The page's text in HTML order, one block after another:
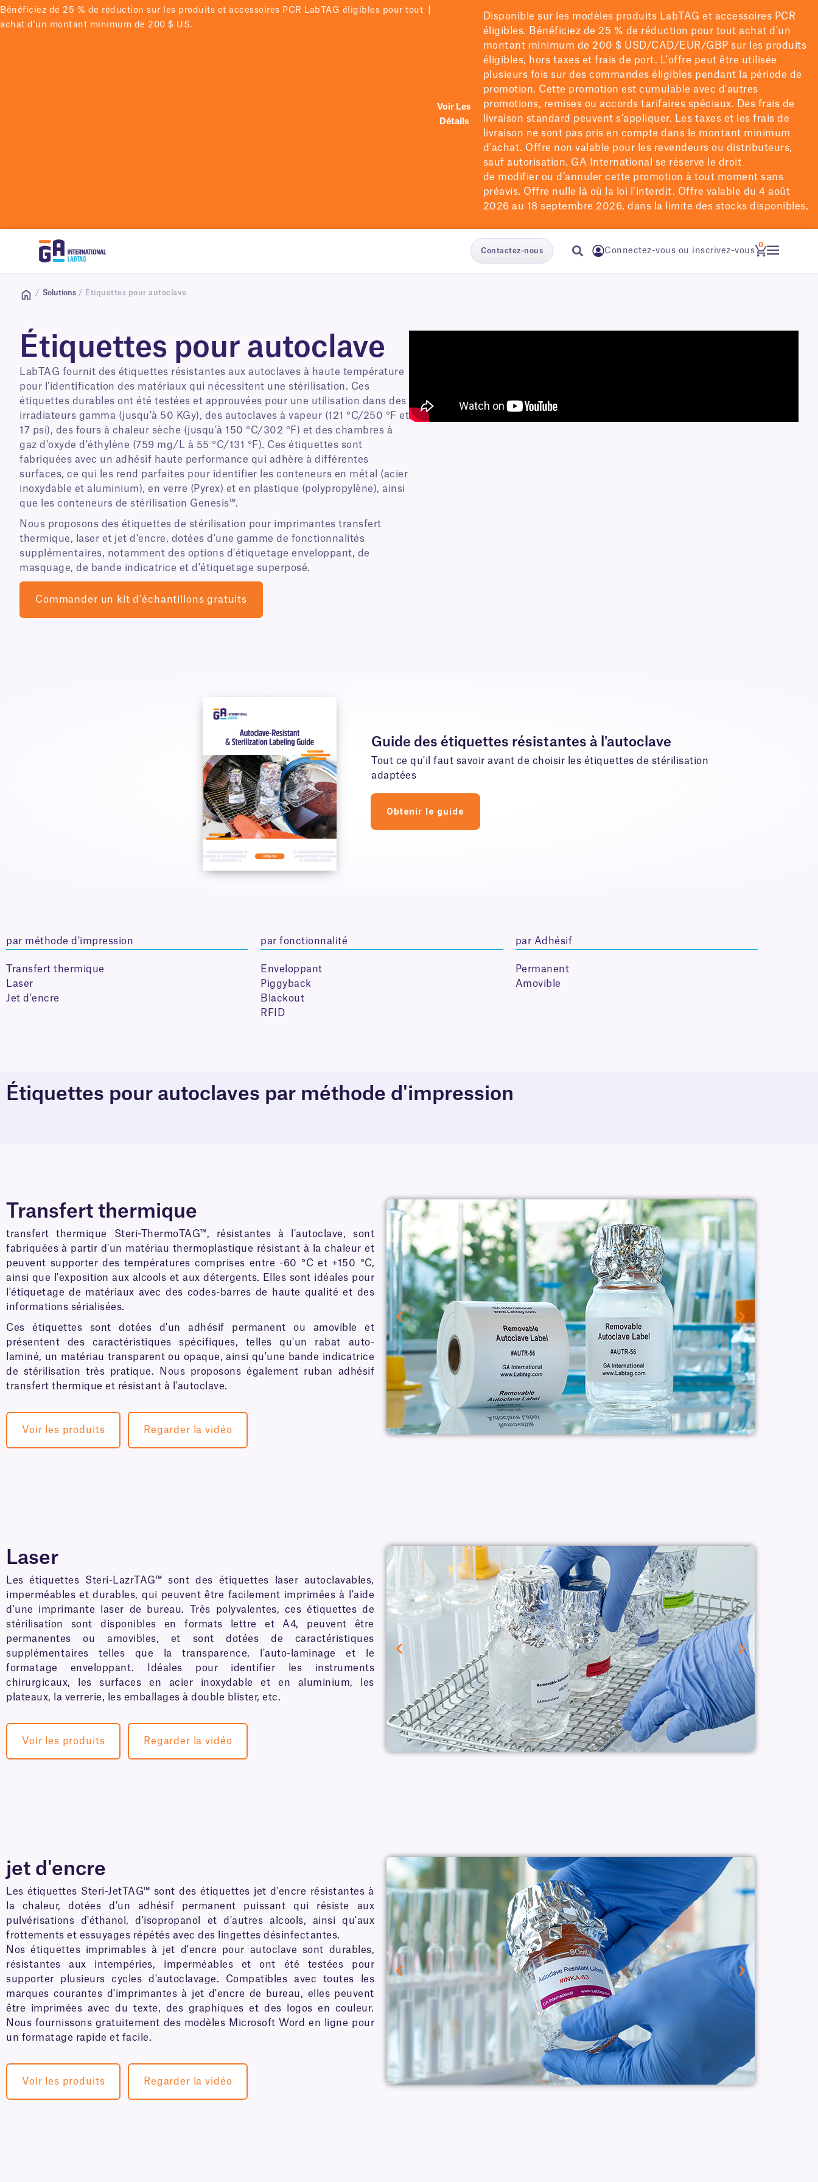
Bénéficiez de 25 % de réduction sur les produits et accessoires PCR LabTAG éligibles pour tout
achat d'un montant minimum de 200 $ US.
Voir Les
Détails
Disponible sur les modèles produits LabTAG et accessoires PCR
éligibles. Bénéficiez de 25 % de réduction pour tout achat d'un
montant minimum de 200 $ USD/CAD/EUR/GBP sur les produits
éligibles, hors taxes et frais de port. L'offre peut être utilisée
plusieurs fois sur des commandes éligibles pendant la période de
promotion. Cette promotion est cumulable avec d'autres
promotions, remises ou accords tarifaires spéciaux. Des frais de
livraison standard peuvent s'appliquer. Les taxes et les frais de
livraison ne sont pas pris en compte dans le montant minimum
d'achat. Offre non valable pour les revendeurs ou distributeurs,
sauf autorisation. GA International se réserve le droit
de modifier ou d’annuler cette promotion à tout moment sans
préavis. Offre nulle là où la loi l’interdit. Offre valable du 4 août
2026 au 18 septembre 2026, dans la limite des stocks disponibles.
Contactez-nous Connectez-vous ou inscrivez-vous
0
/ Solutions / Étiquettes pour autoclave
Étiquettes pour autoclave
LabTAG fournit des étiquettes résistantes aux autoclaves à haute température
pour l'identification des matériaux qui nécessitent une stérilisation. Ces
étiquettes durables ont été testées et approuvées pour une utilisation dans des
irradiateurs gamma (jusqu'à 50 KGy), des autoclaves à vapeur (121 °C/250 °F et
17 psi), des fours à chaleur sèche (jusqu'à 150 °C/302 °F) et des chambres à
gaz d'oxyde d'éthylène (759 mg/L à 55 °C/131 °F). Ces étiquettes sont
fabriquées avec un adhésif haute performance qui adhère à différentes
surfaces, ce qui les rend parfaites pour identifier les conteneurs en métal (acier
inoxydable et aluminium), en verre (Pyrex) et en plastique (polypropylène), ainsi
que les conteneurs de stérilisation Genesis™.
Nous proposons des étiquettes de stérilisation pour imprimantes transfert
thermique, laser et jet d'encre, dotées d'une gamme de fonctionnalités
supplémentaires, notamment des options d'étiquetage enveloppant, de
masquage, de bande indicatrice et d'étiquetage superposé.
Commander un kit d'échantillons gratuits
Guide des étiquettes résistantes à l'autoclave
Tout ce qu'il faut savoir avant de choisir les étiquettes de stérilisation
adaptées
Obtenir le guide
par méthode d'impression
Transfert thermique
Laser
Jet d'encre
par fonctionnalité
Enveloppant
Piggyback
Blackout
RFID
par Adhésif
Permanent
Amovible
Étiquettes pour autoclaves par méthode d'impression
Transfert thermique
transfert thermique Steri-ThermoTAG™, résistantes à l'autoclave, sont
fabriquées à partir d'un matériau thermoplastique résistant à la chaleur et
peuvent supporter des températures comprises entre -60 °C et +150 °C,
ainsi que l'exposition aux alcools et aux détergents. Elles sont idéales pour
l'étiquetage de matériaux avec des codes-barres de haute qualité et des
informations sérialisées.
Ces étiquettes sont dotées d'un adhésif permanent ou amovible et
présentent des caractéristiques spécifiques, telles qu'un rabat auto-
laminé, un matériau transparent ou opaque, ainsi qu'une bande indicatrice
de stérilisation très pratique. Nous proposons également ruban adhésif
transfert thermique et résistant à l'autoclave.
Voir les produits Regarder la vidéo
Laser
Les étiquettes Steri-LazrTAG™ sont des étiquettes laser autoclavables,
imperméables et durables, qui peuvent être facilement imprimées à l'aide
d'une imprimante laser de bureau. Très polyvalentes, ces étiquettes de
stérilisation sont disponibles en formats lettre et A4, peuvent être
permanentes ou amovibles, et sont dotées de caractéristiques
supplémentaires telles que la transparence, l'auto-laminage et le
formatage enveloppant. Idéales pour identifier les instruments
chirurgicaux, les surfaces en acier inoxydable et en aluminium, les
plateaux, la verrerie, les emballages à double blister, etc.
Voir les produits Regarder la vidéo
jet d'encre
Les étiquettes Steri-JetTAG™ sont des étiquettes jet d'encre résistantes à
la chaleur, dotées d'un adhésif permanent puissant qui résiste aux
pulvérisations d'éthanol, d'isopropanol et d'autres alcools, ainsi qu'aux
frottements et essuyages répétés avec des lingettes désinfectantes.
Nos étiquettes imprimables à jet d'encre pour autoclave sont durables,
résistantes aux intempéries, imperméables et ont été testées pour
supporter plusieurs cycles d'autoclavage. Compatibles avec toutes les
marques courantes d'imprimantes à jet d'encre de bureau, elles peuvent
être imprimées avec du texte, des graphiques et des logos en couleur.
Nous fournissons gratuitement des modèles Microsoft Word en ligne pour
un formatage rapide et facile.
Voir les produits Regarder la vidéo